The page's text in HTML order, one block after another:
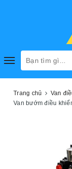
Toggle
Trang chủ Van
Van bướm điều